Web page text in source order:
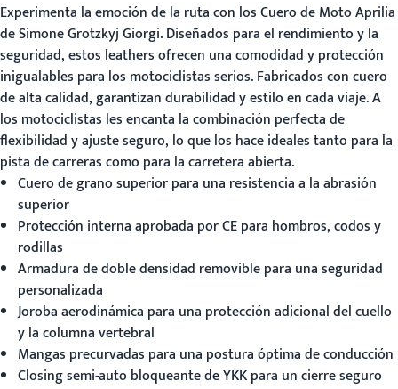
Experimenta la emoción de la ruta con losCuero de Moto Aprilia
de Simone Grotzkyj Giorgi. Diseñados para el rendimiento y la
seguridad, estos leathers ofrecen una comodidad y protección
inigualables para los motociclistas serios. Fabricados con cuero
de alta calidad, garantizan durabilidad y estilo en cada viaje. A
los motociclistas les encanta la combinación perfecta de
flexibilidad y ajuste seguro, lo que los hace ideales tanto para la
pista de carreras como para la carretera abierta.
Cuero de grano superior para una resistencia a la abrasión
superior
Protección interna aprobada por CE para hombros, codos y
rodillas
Armadura de doble densidad removible para una seguridad
personalizada
Joroba aerodinámica para una protección adicional del cuello
y la columna vertebral
Mangas precurvadas para una postura óptima de conducción
Closing semi-auto bloqueante de YKK para un cierre seguro